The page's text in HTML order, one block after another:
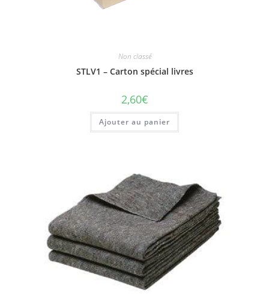
Non classé
STLV1 – Carton spécial livres
2,60€
Ajouter au panier